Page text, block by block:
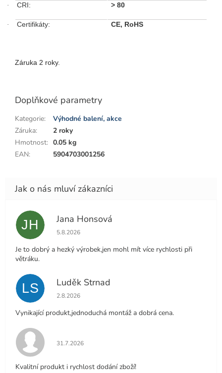
· CRI: >80
· Certifikáty: CE, RoHS
Záruka 2 roky.
Doplňkové parametry
Kategorie:
Výhodné balení, akce
Záruka:
2 roky
Hmotnost: 0.05 kg
EAN: 5904703001256
JH Jana Honsová
Hodnocení obchodu je 5 z 5 hvězdiček.
5.8.2026
Je to dobrý a hezký výrobek,jen mohl mít více rychlosti při
větráku.
LS Luděk Strnad
Hodnocení obchodu je 5 z 5 hvězdiček.
2.8.2026
Vynikající produkt,jednoduchá montáž a dobrá cena.
Hodnocení obchodu je 5 z 5 hvězdiček.
31.7.2026
Kvalitní produkt i rychlost dodání zboží!